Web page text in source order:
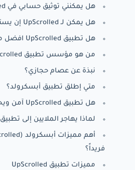
هل يمكنني توثيق حسابي في UpScrolled؟
هل يمكن لـ UpScrolled إن يستحوذ مستقبلاً ؟
هل تطبيق UpScrolled افضل منصة عربية؟
من هو مؤسس تطبيق UpScrolled؟
نبذة عن عصام حجازي؟
متي إطلق تطبيق أبسكرولد؟
هل تطبيق UpScrolled آمن ويحترم الخصوصية؟
لماذا يهاجر الملايين إلى تطبيق UpScrolled الآن؟
فريداً؟
مميزات تطبيق UpScrolled